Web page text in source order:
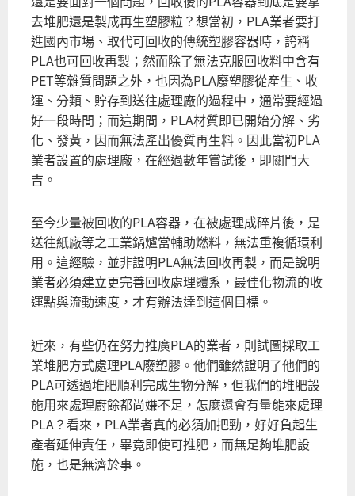
去堆肥還是製成再生塑膠粒？想當初，PLA業者要打
進國內市場、取代可回收的傳統塑膠容器時，誇稱
PLA也可回收再製；然而除了無法克服回收料中含有
PET等雜質問題之外，也因為PLA廢塑膠從產生、收
運、分類、貯存到送往處理廠的過程中，通常要經過
好一段時間；而這期間，PLA材質即已開始分解、劣
化、發黃，因而無法產出優質再生料。因此當初PLA
業者設置的處理廠，在經過數年嘗試後，即關門大
吉。
至今少量被回收的PLA容器，在被處理成碎片後，是
送往紙廠等之工業鍋爐當輔助燃料，無法重複循環利
用。這經驗，並非證明PLA無法回收再製，而是說明
業者必須建立更完善回收處理體系，最佳化物流的收
運點與流動速度，才有辦法達到這個目標。
近來，有些仍在努力推廣PLA的業者，則試圖採取工
業堆肥方式處理PLA廢塑膠。他們雖然證明了他們的
PLA可透過堆肥順利完成生物分解，但我們的堆肥設
施用來處理廚餘都尚嫌不足，怎麼還會有量能來處理
PLA？看來，PLA業者真的必須加把勁，好好負起生
產者延伸責任，畢竟即使可推肥，而無足夠堆肥設
施，也是無濟於事。